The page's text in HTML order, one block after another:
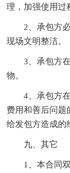
理，加强使用过
2、承包方
现场文明整洁。
3、承包方
物。
4、承包方
费用和善后问题
给发包方造成的
九、其它
1、本合同